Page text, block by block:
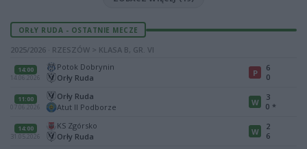
ORŁY RUDA - OSTATNIE MECZE
2025/2026 · RZESZÓW > KLASA B, GR. VI
14:00
14.06.2026
Potok Dobrynin
Orły Ruda
P
6
0
11:00
07.06.2026
Orły Ruda
Atut II Podborze
W
3
0 *
14:00
31.05.2026
KS Zgórsko
Orły Ruda
W
2
6